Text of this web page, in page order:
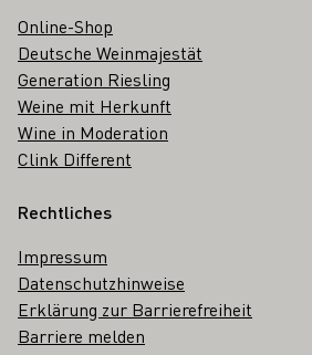
Online-Shop
Deutsche Weinmajestät
Generation Riesling
Weine mit Herkunft
Wine in Moderation
Clink Different
Rechtliches
Impressum
Datenschutzhinweise
Erklärung zur Barrierefreiheit
Barriere melden